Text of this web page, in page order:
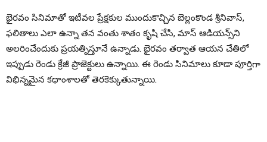
భైరవం సినిమాతో ఇటీవల ప్రేక్షకుల ముందుకొచ్చిన బెల్లంకొండ శ్రీనివాస్,
ఫలితాలు ఎలా ఉన్నా తన వంతు శాతం కృషి చేసి, మాస్ ఆడియన్స్‌ని
అలరించేందుకు ప్రయత్నిస్తూనే ఉన్నాడు. భైరవం తర్వాత ఆయన చేతిలో
ఇప్పుడు రెండు క్రేజీ ప్రాజెక్టులు ఉన్నాయి. ఈ రెండు సినిమాలు కూడా పూర్తిగా
విభిన్నమైన కథాంశాలతో తెరకెక్కుతున్నాయి.